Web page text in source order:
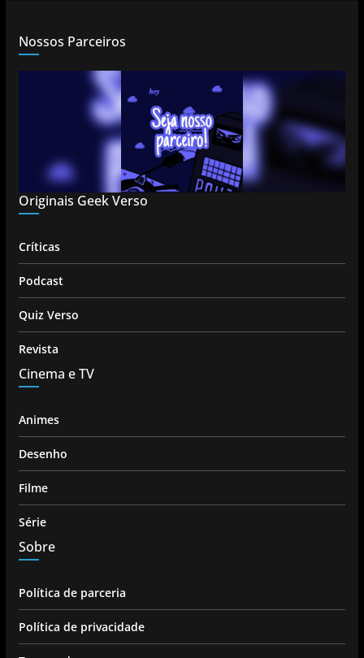
Nossos Parceiros
Originais Geek Verso
Críticas
Podcast
Quiz Verso
Revista
Cinema e TV
Animes
Desenho
Filme
Série
Sobre
Política de parceria
Política de privacidade